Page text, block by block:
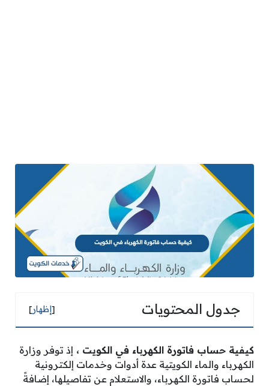
جدول المحتويات [إظهار]
كيفية حساب فاتورة الكهرباء في الكويت ، إذ توفر وزارة
الكهرباء والماء الكويتية عدة أدوات وخدمات إلكترونية
لحساب فاتورة الكهرباء، والاستعلام عن تفاصيلها، إضافةً